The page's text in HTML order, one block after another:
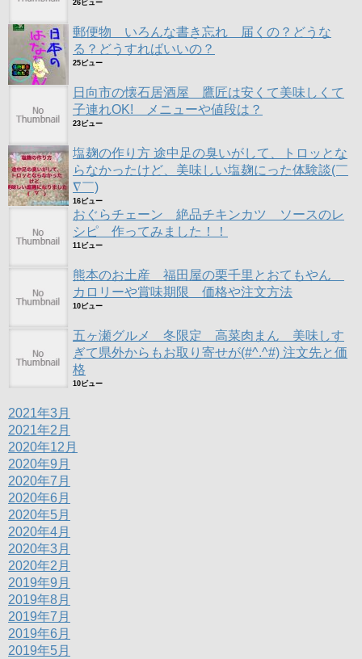
26ビュー
郵便物 いろんな書き忘れ 届くの？どうな
る？どうすればいいの？
25ビュー
日向市の懐石居酒屋 鷹匠は安くて美味しくて
子連れOK! メニューや値段は？
23ビュー
塩麹の作り方 途中足の臭いがして、トロッとな
らなかったけど、美味しい塩麹にった体験談(￣
∇￣)
16ビュー
おぐらチェーン 絶品チキンカツ ソースのレ
シピ 作ってみました！！
11ビュー
熊本のお土産 福田屋の栗千里とおてもやん
カロリーや賞味期限 価格や注文方法
10ビュー
五ヶ瀬グルメ 冬限定 高菜肉まん 美味しす
ぎて県外からもお取り寄せが(#^.^#) 注文先と価
格
10ビュー
2021年3月
2021年2月
2020年12月
2020年9月
2020年7月
2020年6月
2020年5月
2020年4月
2020年3月
2020年2月
2019年9月
2019年8月
2019年7月
2019年6月
2019年5月